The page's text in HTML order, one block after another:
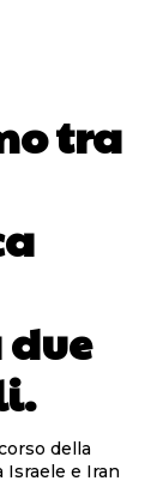
tra
della